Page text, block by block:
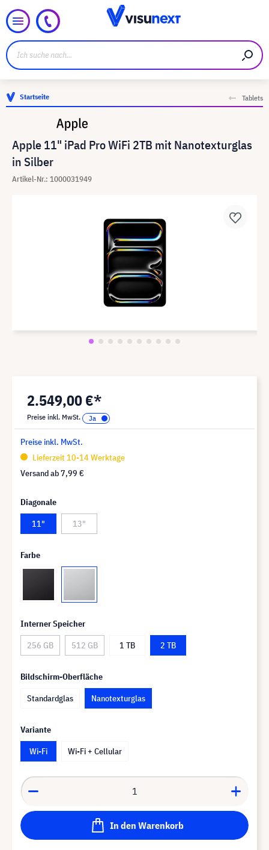
Startseite Tablets
Apple 11" iPad Pro WiFi 2TB mit Nanotexturglas
in Silber
Artikel-Nr.: 1000031949
2.549,00 €*
Preise inkl. MwSt.
Preise inkl. MwSt.
Lieferzeit 10-14 Werktage
Versand ab7,99 €
Diagonale
11"
13"
Farbe
Interner Speicher
256 GB
512 GB 1 TB 2 TB
Bildschirm-Oberfläche
Standardglas
Nanotexturglas
Variante
Wi-Fi
Wi-Fi + Cellular
In den Warenkorb